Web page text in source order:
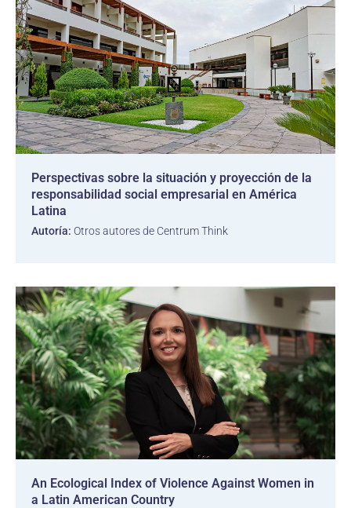
Perspectivas sobre la situación y proyección de la
responsabilidad social empresarial en América
Latina
Autoría: Otros autores de Centrum Think
An Ecological Index of Violence Against Women in
a Latin American Country